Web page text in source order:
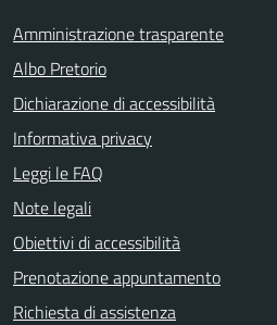
Amministrazione trasparente
Albo Pretorio
Dichiarazione di accessibilità
Informativa privacy
Leggi le FAQ
Note legali
Obiettivi di accessibilità
Prenotazione appuntamento
Richiesta di assistenza